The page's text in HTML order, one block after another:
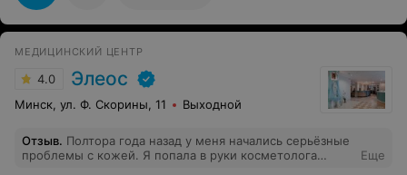
МЕДИЦИНСКИЙ ЦЕНТР
4.0 Элеос
Минск, ул. Ф. Скорины, 11 Выходной
Отзыв. Полтора года назад у меня начались серьёзные
проблемы с кожей. Я попала в руки косметолога
Еще